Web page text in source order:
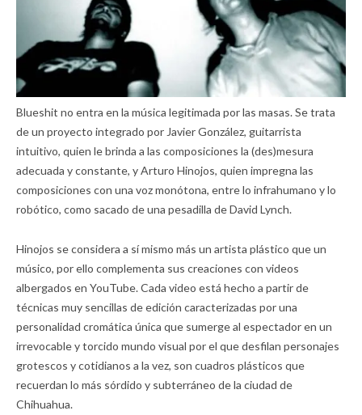
Blueshit no entra en la música legitimada por las masas. Se trata
de un proyecto integrado por Javier González, guitarrista
intuitivo, quien le brinda a las composiciones la (des)mesura
adecuada y constante, y Arturo Hinojos, quien impregna las
composiciones con una voz monótona, entre lo infrahumano y lo
robótico, como sacado de una pesadilla de David Lynch.
Hinojos se considera a sí mismo más un artista plástico que un
músico, por ello complementa sus creaciones con videos
albergados en YouTube. Cada video está hecho a partir de
técnicas muy sencillas de edición caracterizadas por una
personalidad cromática única que sumerge al espectador en un
irrevocable y torcido mundo visual por el que desfilan personajes
grotescos y cotidianos a la vez, son cuadros plásticos que
recuerdan lo más sórdido y subterráneo de la ciudad de
Chihuahua.